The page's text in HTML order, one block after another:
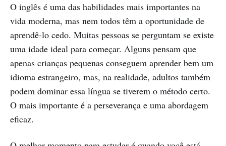
O inglês é uma das habilidades mais importantes na
vida moderna, mas nem todos têm a oportunidade de
aprendê-lo cedo. Muitas pessoas se perguntam se existe
uma idade ideal para começar. Alguns pensam que
apenas crianças pequenas conseguem aprender bem um
idioma estrangeiro, mas, na realidade, adultos também
podem dominar essa língua se tiverem o método certo.
O mais importante é a perseverança e uma abordagem
eficaz.